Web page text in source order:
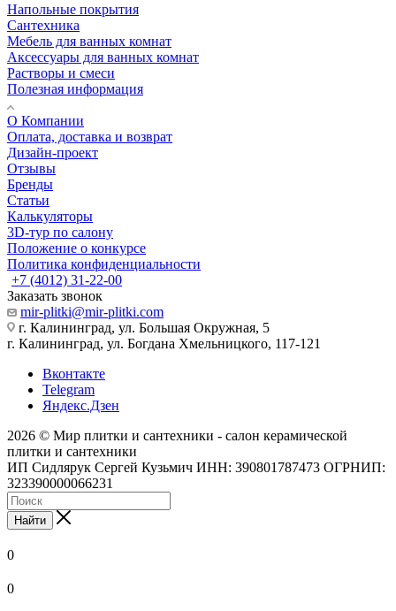
Напольные покрытия
Сантехника
Мебель для ванных комнат
Аксессуары для ванных комнат
Растворы и смеси
Полезная информация
О Компании
Оплата, доставка и возврат
Дизайн-проект
Отзывы
Бренды
Статьи
Калькуляторы
3D-тур по салону
Положение о конкурсе
Политика конфиденциальности
+7 (4012) 31-22-00
Заказать звонок
mir-plitki@mir-plitki.com
г. Калининград, ул. Большая Окружная, 5
г. Калининград, ул. Богдана Хмельницкого, 117-121
Вконтакте
Telegram
Яндекс.Дзен
2026 © Мир плитки и сантехники - салон керамической
плитки и сантехники
ИП Сидлярук Сергей Кузьмич ИНН: 390801787473 ОГРНИП:
323390000066231
Найти
0
0